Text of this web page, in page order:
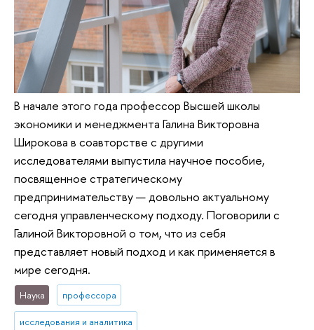
В начале этого года профессор Высшей школы
экономики и менеджмента Галина Викторовна
Широкова в соавторстве с другими
исследователями выпустила научное пособие,
посвященное стратегическому
предпринимательству — довольно актуальному
сегодня управленческому подходу. Поговорили с
Галиной Викторовной о том, что из себя
представляет новый подход и как применяется в
мире сегодня.
Наука профессора
исследования и аналитика